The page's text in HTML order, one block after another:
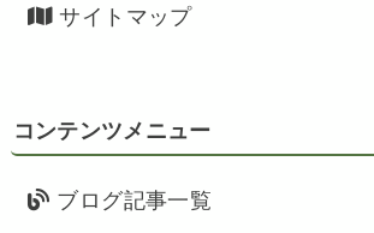
サイトマップ
コンテンツメニュー
ブログ記事一覧